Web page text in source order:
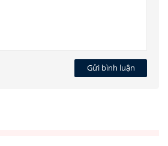
Gửi bình luận